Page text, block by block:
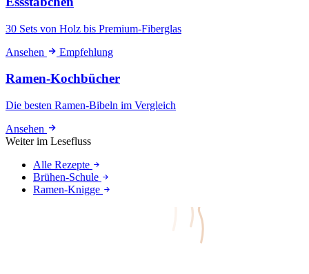
30 Sets von Holz bis Premium-Fiberglas
Ansehen
Empfehlung
Ramen-Kochbücher
Die besten Ramen-Bibeln im Vergleich
Ansehen
Weiter im Lesefluss
Alle Rezepte
Brühen-Schule
Ramen-Knigge